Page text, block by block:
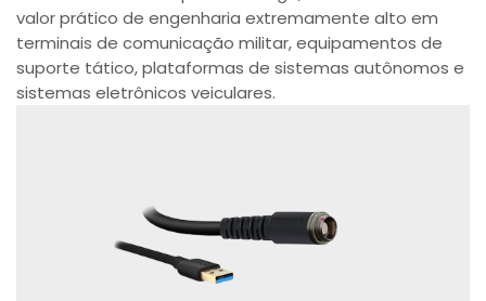
valor prático de engenharia extremamente alto em
terminais de comunicação militar, equipamentos de
suporte tático, plataformas de sistemas autônomos e
sistemas eletrônicos veiculares.